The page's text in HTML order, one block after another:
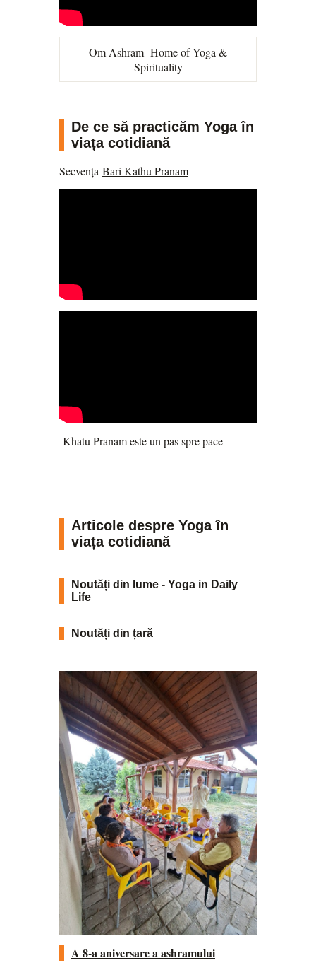
Om Ashram- Home of Yoga &
Spirituality
De ce să practicăm Yoga în
viața cotidiană
Secvența Bari Kathu Pranam
Khatu Pranam este un pas spre pace
Articole despre Yoga în
viața cotidiană
Noutăți din lume - Yoga in Daily
Life
Noutăți din țară
A 8-a aniversare a ashramului